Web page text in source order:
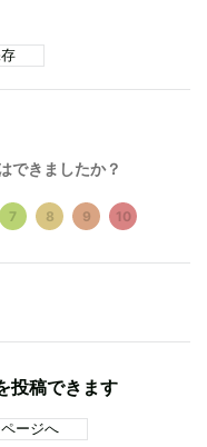
できましたか？
7 8 9 10
投稿できます
ージへ